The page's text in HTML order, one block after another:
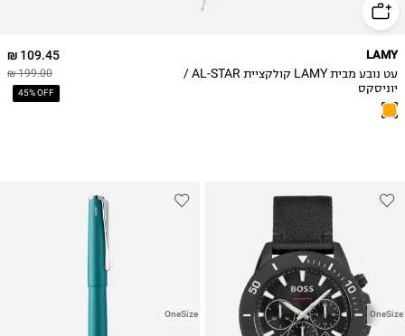
109.45 ₪
199.00 ₪
45% OFF
LAMY
עט נובע מבית LAMY קולקציית AL-STAR /
יוניסקס
OneSize
OneSize